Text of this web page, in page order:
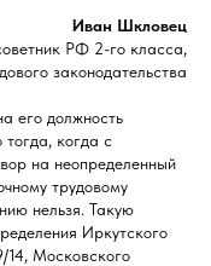
Иван Шкловец
РФ 2-го класса,
законодательства
его должность
когда с
на неопределенный
трудовому
нельзя. Такую
Иркутского
Московского